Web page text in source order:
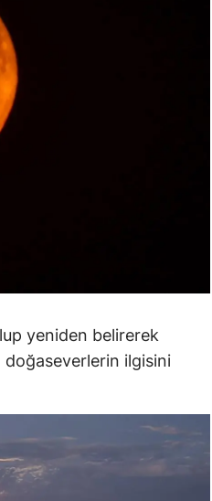
yeniden belirerek
doğaseverlerin ilgisini